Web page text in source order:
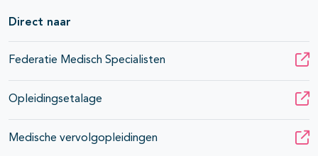
Direct naar
Federatie Medisch Specialisten
Opleidingsetalage
Medische vervolgopleidingen